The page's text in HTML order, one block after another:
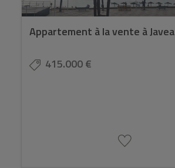
Appartement à la vente à Javea
415.000 €